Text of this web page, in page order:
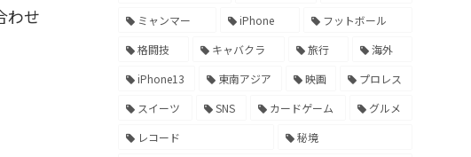
わせ
ミャンマー
iPhone
フットボール
格闘技
キャバクラ 旅行
海外
iPhone13
東南アジア 映画
プロレス
スイーツ
SNS カードゲーム
グルメ
レコード
秘境